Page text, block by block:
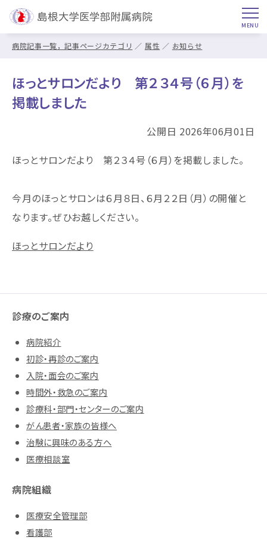
病院記事一覧，記事ページカテゴリ 属性 お知らせ
ほっとサロンだより 第２３４号（６月）を
掲載しました
公開日 2026年06月01日
ほっとサロンだより 第２３４号（６月）を掲載しました。
今月のほっとサロンは６月８日、６月２２日（月）の開催と
なります。ぜひお越しください。
ほっとサロンだより
診療のご案内
病院紹介
初診・再診のご案内
入院・面会のご案内
時間外・救急のご案内
診療科・部門・センターのご案内
がん患者・家族の皆様へ
治験に興味のある方へ
医療相談室
病院組織
医療安全管理部
看護部